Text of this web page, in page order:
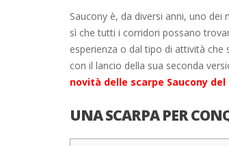
Saucony è, da diversi anni, uno
sì che tutti i corridori possano
esperienza o dal tipo di attività che
con il lancio della sua seconda
novità delle scarpe Saucony del
UNA SCARPA PER